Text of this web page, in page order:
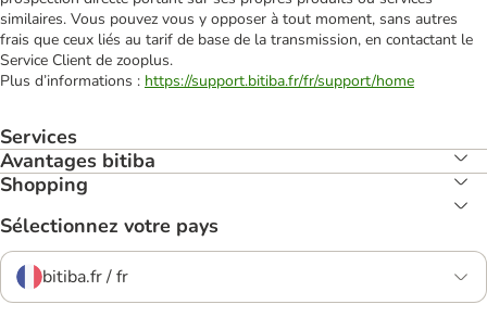
similaires. Vous pouvez vous y opposer à tout moment, sans autres
frais que ceux liés au tarif de base de la transmission, en contactant le
Service Client de zooplus.
Plus d’informations : https://support.bitiba.fr/fr/support/home
Services
Avantages bitiba
Shopping
Sélectionnez votre pays
bitiba.fr / fr